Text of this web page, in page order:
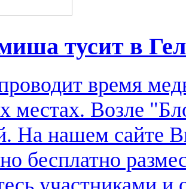
тусит в
время
местах. Возле
На нашем сайте
бесплатно